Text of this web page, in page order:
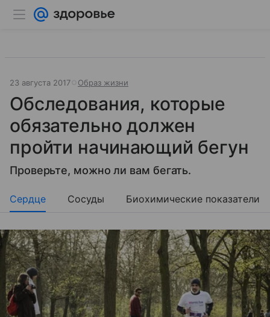
23 августа 2017 Образ жизни
Обследования, которые
обязательно должен
пройти начинающий бегун
Проверьте, можно ли вам бегать.
Сердце Сосуды Биохимические показатели